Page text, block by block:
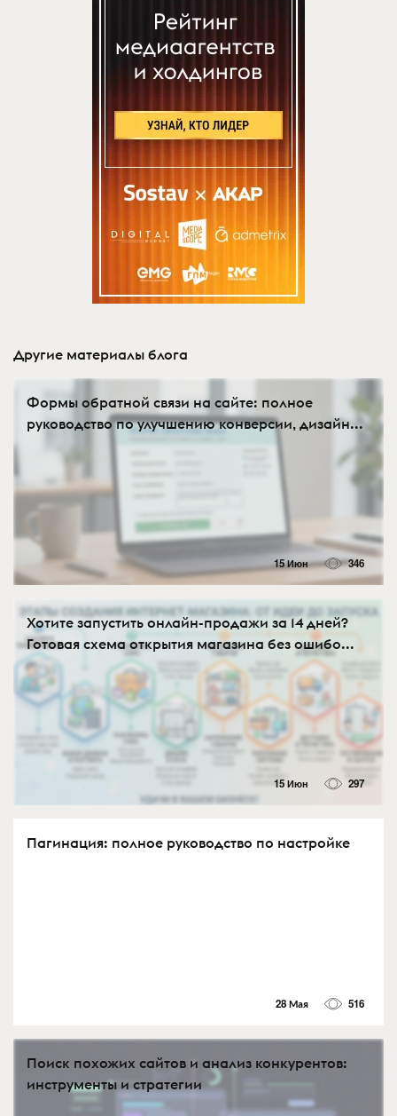
Другие материалы блога
Формы обратной связи на сайте: полное
руководство по улучшению конверсии, дизайн...
15 Июн 346
Хотите запустить онлайн-продажи за 14 дней?
Готовая схема открытия магазина без ошибо...
15 Июн 297
Пагинация: полное руководство по настройке
28 Мая 516
Поиск похожих сайтов и анализ конкурентов:
инструменты и стратегии